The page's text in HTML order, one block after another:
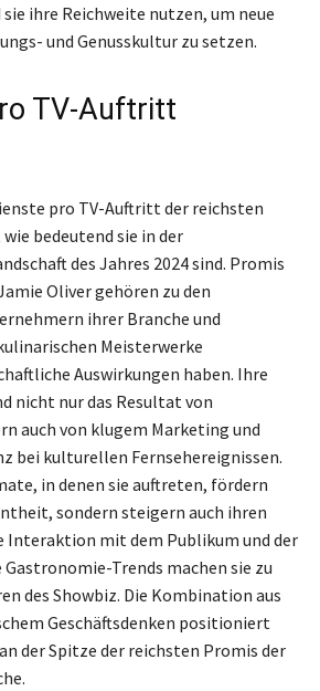
ihre Reichweite nutzen, um neue
und Genusskultur zu setzen.
TV-Auftritt
pro TV-Auftritt der reichsten
bedeutend sie in der
des Jahres 2024 sind. Promis
Oliver gehören zu den
ihrer Branche und
Meisterwerke
Auswirkungen haben. Ihre
nicht nur das Resultat von
auch von klugem Marketing und
bei kulturellen Fernsehereignissen.
in denen sie auftreten, fördern
sondern steigern auch ihren
Interaktion mit dem Publikum und der
Trends machen sie zu
des Showbiz. Die Kombination aus
Geschäftsdenken positioniert
der Spitze der reichsten Promis der